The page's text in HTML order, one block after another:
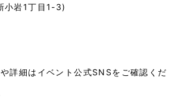
小岩1丁目1-3)
詳細はイベント公式SNSをご確認くだ